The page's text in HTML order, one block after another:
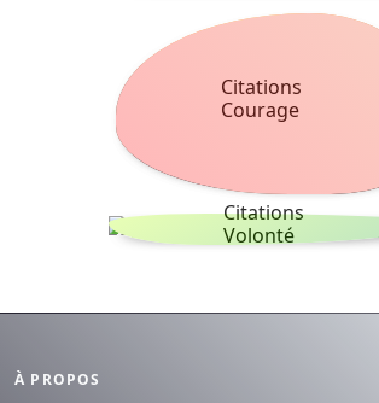
Citations
Courage
Citations
Volonté
À PROPOS